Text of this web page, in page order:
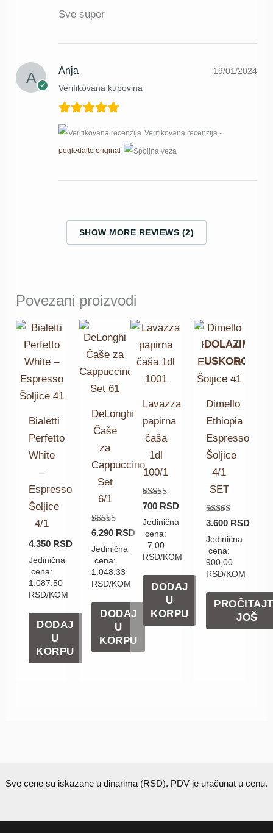
Sve super
Anja
Verifikovana kupovina
19/01/2024
Verifikovana recenzija -
pogledajte original
SHOW MORE REVIEWS (2)
Povezani proizvodi
Bialetti
Perfetto
White
–
Espresso
Šoljice
4/1
4.350 RSD
Jedinična
cena:
1.087,50
RSD/KOM
DODAJ
U
KORPU
DeLonghi
Čaše
za
Cappuccino
Set
6/1
Ocenjeno sa
od 5
6.290 RSD
Jedinična
cena:
1.048,33
RSD/KOM
DODAJ
U
KORPU
Lavazza
papirna
čaša
1dl
100/1
Ocenjeno sa
od 5
700 RSD
Jedinična
cena:
7,00
RSD/KOM
DODAJ
U
KORPU
DOLAZIM
USKORO
Dimello
Ethiopia
Espresso
Šoljice
4/1
SET
Ocenjeno sa
od 5
3.600 RSD
Jedinična
cena:
900,00
RSD/KOM
JOŠ
Sve cene su iskazane u dinarima (RSD). PDV je uračunat u cenu.